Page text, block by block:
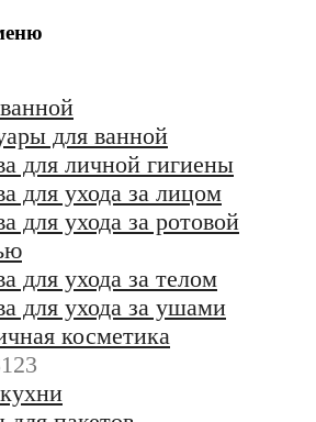
для ванной
для личной гигиены
для ухода за лицом
для ухода за ротовой
для ухода за телом
для ухода за ушами
косметика